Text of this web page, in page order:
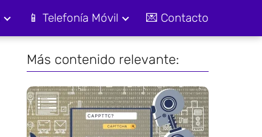
📱 Telefonía Móvil 💌 Contacto
Más contenido relevante: